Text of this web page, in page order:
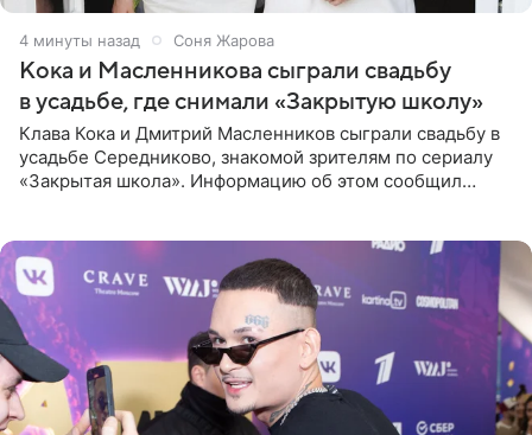
4 минуты назад Соня Жарова
Кока и Масленникова сыграли свадьбу
в усадьбе, где снимали «Закрытую школу»
Клава Кока и Дмитрий Масленников сыграли свадьбу в
усадьбе Середниково, знакомой зрителям по сериалу
«Закрытая школа». Информацию об этом сообщил